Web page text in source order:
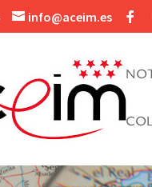
info@aceim.es